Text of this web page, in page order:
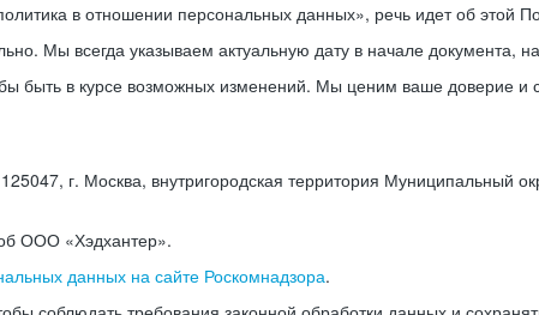
в отношении персональных данных», речь идет об этой
Мы всегда указываем актуальную дату в начале документа,
быть в курсе возможных изменений. Мы ценим ваше доверие и
г. Москва, внутригородская территория Муниципальный
ООО «Хэдхантер».
данных на сайте Роскомнадзора.